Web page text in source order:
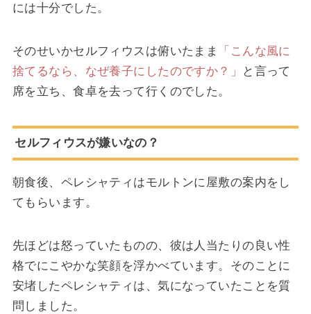
には十分でした。
そのせいかセルフィウスは俯いたまま
「こんな風に
捨てるなら、なぜ養子にしたのですか？」
と言って
席を立ち、食卓を去って行くのでした。
セルフィウスが嫌いなの？
朝食後、ペレシャティはモルトンに屋敷の案内をし
てもらいます。
先ほどは怒っていたものの、彼は人当たりの良い性
格でにこやかな笑顔を浮かべています。そのことに
安堵したペレシャティは、気になっていたことを質
問しました。